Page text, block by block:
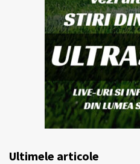
Ultimele articole